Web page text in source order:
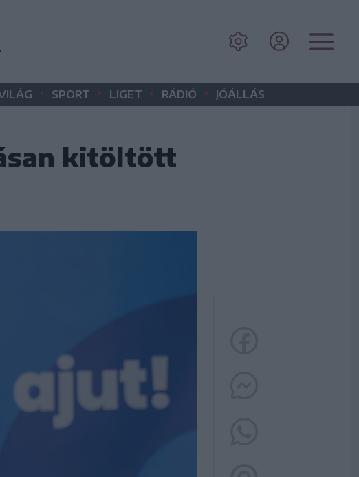
• SPORT • LIGET • RÁDIÓ • JÓÁLLÁS
kitöltött